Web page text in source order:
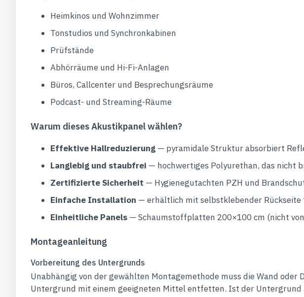
Heimkinos und Wohnzimmer
Tonstudios und Synchronkabinen
Prüfstände
Abhörräume und Hi-Fi-Anlagen
Büros, Callcenter und Besprechungsräume
Podcast- und Streaming-Räume
Warum dieses Akustikpanel wählen?
Effektive Hallreduzierung — pyramidale Struktur absorbiert
Langlebig und staubfrei — hochwertiges Polyurethan, das nicht
Zertifizierte Sicherheit — Hygienegutachten PZH und
Einfache Installation — erhältlich mit selbstklebender Rückseite
Einheitliche Panels — Schaumstoffplatten 200×100 cm (nicht
Montageanleitung
Vorbereitung des Untergrunds
Unabhängig von der gewählten Montagemethode muss die Wand oder
Untergrund mit einem geeigneten Mittel entfetten. Ist der